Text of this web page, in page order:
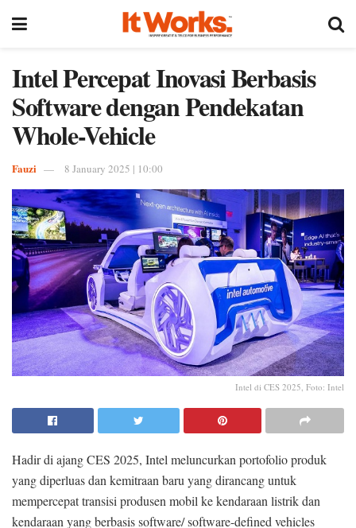
Intel Percepat Inovasi Berbasis
Software dengan Pendekatan
Whole-Vehicle
Fauzi 8 January 2025 | 10:00
Intel di CES 2025, Foto: Intel
Hadir di ajang CES 2025, Intel meluncurkan portofolio produk
yang diperluas dan kemitraan baru yang dirancang untuk
mempercepat transisi produsen mobil ke kendaraan listrik dan
kendaraan yang berbasis software/ software-defined vehicles